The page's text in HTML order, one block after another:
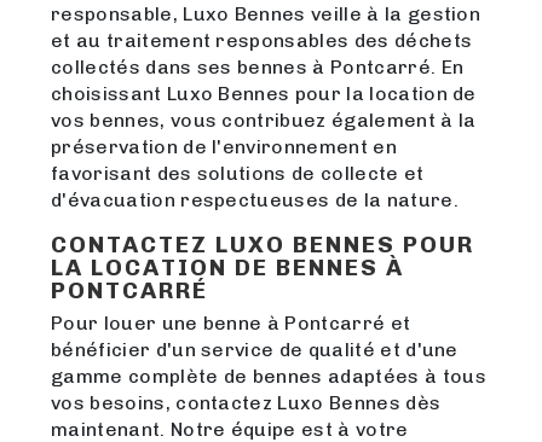
responsable, Luxo Bennes veille à la gestion
et au traitement responsables des déchets
collectés dans ses bennes à Pontcarré. En
choisissant Luxo Bennes pour la location de
vos bennes, vous contribuez également à la
préservation de l'environnement en
favorisant des solutions de collecte et
d'évacuation respectueuses de la nature.
CONTACTEZ LUXO BENNES POUR
LA LOCATION DE BENNES À
PONTCARRÉ
Pour louer une benne à Pontcarré et
bénéficier d'un service de qualité et d'une
gamme complète de bennes adaptées à tous
vos besoins, contactez Luxo Bennes dès
maintenant. Notre équipe est à votre